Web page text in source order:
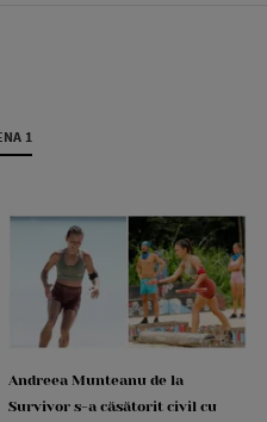
1
Andreea Munteanu de la
Survivor s-a căsătorit civil cu